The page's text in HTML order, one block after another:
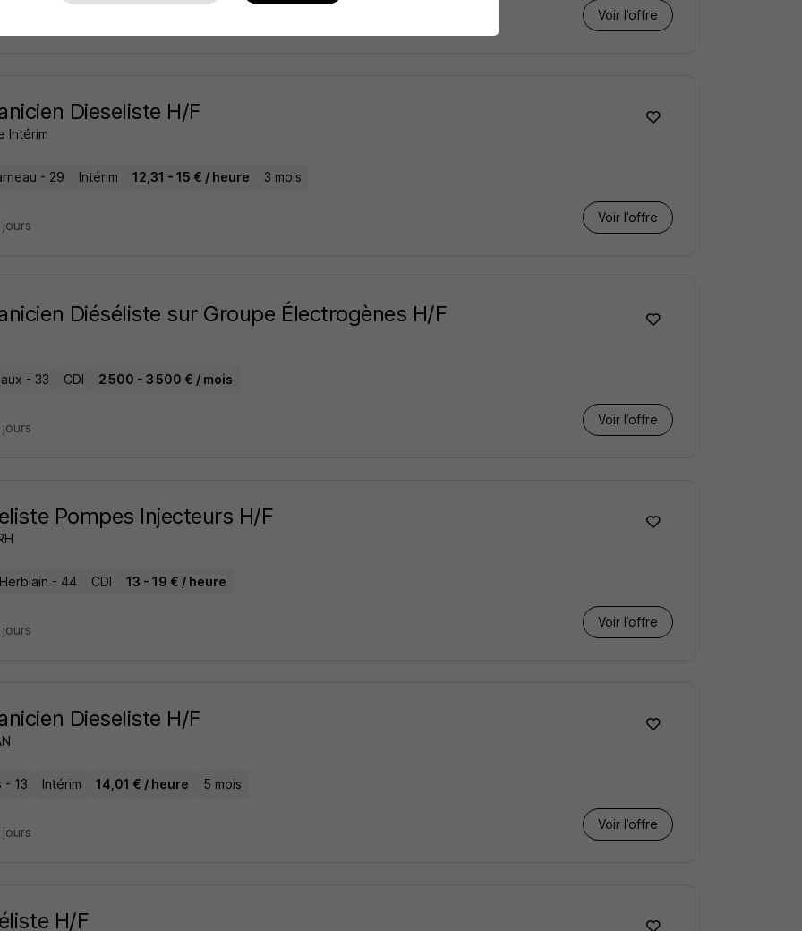
Voir l’offre
Dieseliste H/F
Intérim
- 29 Intérim 12,31 - 15 € / heure 3 mois
Voir l’offre
Diéséliste sur Groupe Électrogènes H/F
- 33 CDI 2 500 - 3 500 € / mois
Voir l’offre
Pompes Injecteurs H/F
- 44 CDI 13 - 19 € / heure
Voir l’offre
Dieseliste H/F
- 13 Intérim 14,01 € / heure 5 mois
Voir l’offre
H/F